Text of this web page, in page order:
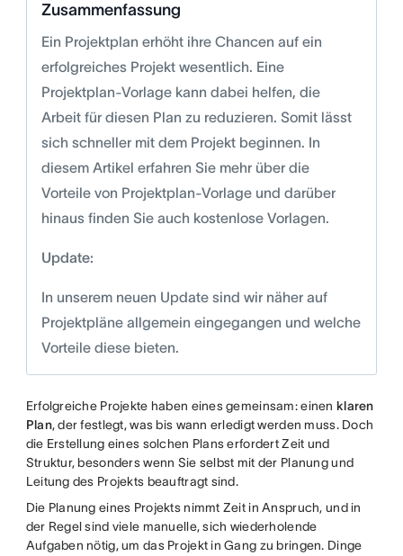
Zusammenfassung
Ein Projektplan erhöht ihre Chancen auf ein
erfolgreiches Projekt wesentlich. Eine
Projektplan-Vorlage kann dabei helfen, die
Arbeit für diesen Plan zu reduzieren. Somit lässt
sich schneller mit dem Projekt beginnen. In
diesem Artikel erfahren Sie mehr über die
Vorteile von Projektplan-Vorlage und darüber
hinaus finden Sie auch kostenlose Vorlagen.
Update:
In unserem neuen Update sind wir näher auf
Projektpläne allgemein eingegangen und welche
Vorteile diese bieten.
Erfolgreiche Projekte haben eines gemeinsam: einen klaren
Plan, der festlegt, was bis wann erledigt werden muss. Doch
die Erstellung eines solchen Plans erfordert Zeit und
Struktur, besonders wenn Sie selbst mit der Planung und
Leitung des Projekts beauftragt sind.
Die Planung eines Projekts nimmt Zeit in Anspruch, und in
der Regel sind viele manuelle, sich wiederholende
Aufgaben nötig, um das Projekt in Gang zu bringen. Dinge